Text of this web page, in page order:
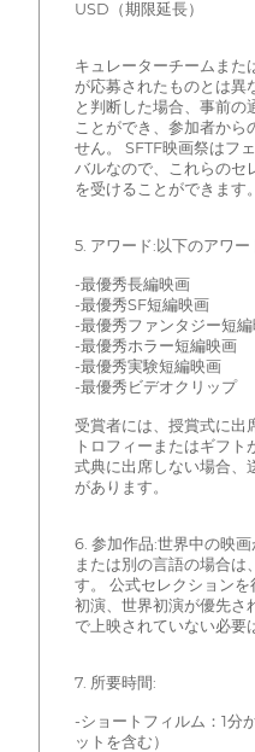
USD（期限延長）
キュレーターチームまた
が応募されたものとは異
と判断した場合、事前の
ことができ、参加者から
せん。 SFTF映画祭はフ
バルなので、これらのセ
を受けることができます。
5. アワード:以下のアワー
-最優秀長編映画
-最優秀SF短編映画
-最優秀ファンタジー短
-最優秀ホラー短編映画
-最優秀実験短編映画
-最優秀ビデオクリップ
受賞者には、授賞式に出
トロフィーまたはギフ
式典に出席しない場合、
があります。
6. 参加作品:世界中の映
または別の言語の場合
す。 公式セレクション
初演、世界初演が優先さ
で上映されていない必要
7. 所要時間:
-ショートフィルム：1分
ットを含む）